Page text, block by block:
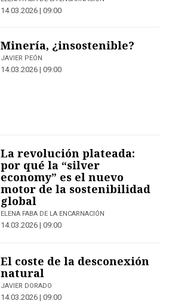
14.03.2026 | 09:00
Minería, ¿insostenible?
JAVIER PEÓN
14.03.2026 | 09:00
La revolución plateada:
por qué la “silver
economy” es el nuevo
motor de la sostenibilidad
global
ELENA FABA DE LA ENCARNACIÓN
14.03.2026 | 09:00
El coste de la desconexión
natural
JAVIER DORADO
14.03.2026 | 09:00